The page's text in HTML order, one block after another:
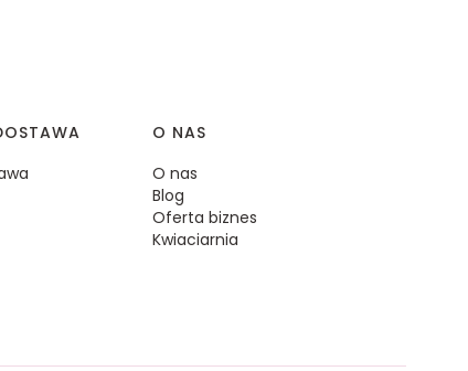
O NAS
O nas
Blog
Oferta biznes
Kwiaciarnia